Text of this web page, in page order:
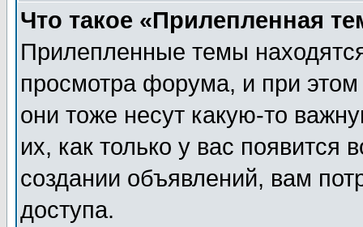
Что такое «Прилепленная
Прилепленные темы
просмотра форума, и при
они тоже несут какую-то
их, как только у вас появится
создании объявлений, вам
доступа.